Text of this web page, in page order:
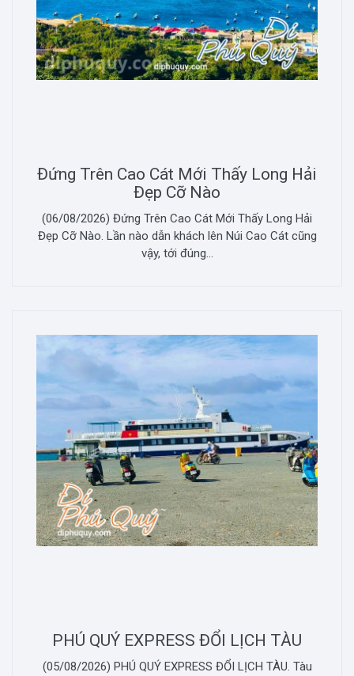
Đứng Trên Cao Cát Mới Thấy Long Hải
Đẹp Cỡ Nào
(06/08/2026) Đứng Trên Cao Cát Mới Thấy Long Hải
Đẹp Cỡ Nào. Lần nào dẫn khách lên Núi Cao Cát cũng
vậy, tới đúng...
PHÚ QUÝ EXPRESS ĐỔI LỊCH TÀU
(05/08/2026) PHÚ QUÝ EXPRESS ĐỔI LỊCH TÀU. Tàu